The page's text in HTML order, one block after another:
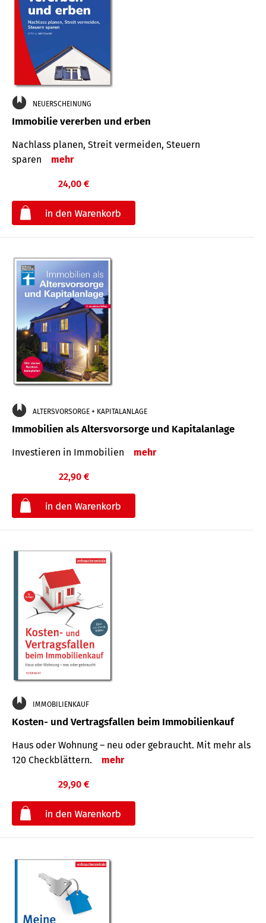
NEUERSCHEINUNG
Immobilie vererben und erben
Nachlass planen, Streit vermeiden, Steuern
sparen
mehr
24,00 €
ALTERSVORSORGE + KAPITALANLAGE
Immobilien als Altersvorsorge und Kapitalanlage
Investieren in Immobilien mehr
22,90 €
IMMOBILIENKAUF
Kosten- und Vertragsfallen beim Immobilienkauf
Haus oder Wohnung – neu oder gebraucht. Mit mehr als
120 Check­blättern.
mehr
29,90 €